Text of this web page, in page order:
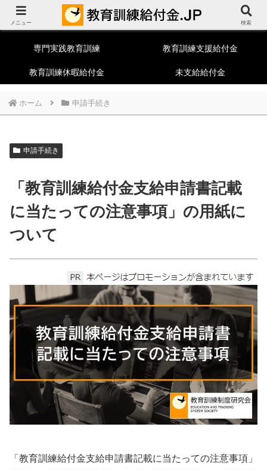
教育訓練給付制度総合ポータルサイト
一般教育訓練
専門実践教育訓練 教育訓練支援給付金
教育訓練休暇給付金 未支給給付金
ホーム 申請手続き
申請手続き
「教育訓練給付金支給申請書記載
に当たっての注意事項」の用紙に
ついて
「教育訓練給付金支給申請書記載に当たっての注意事項」
メニュー 検索